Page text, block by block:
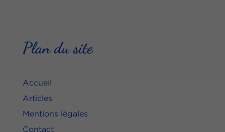
Plan du site
Accueil
Articles
Mentions légales
Contact